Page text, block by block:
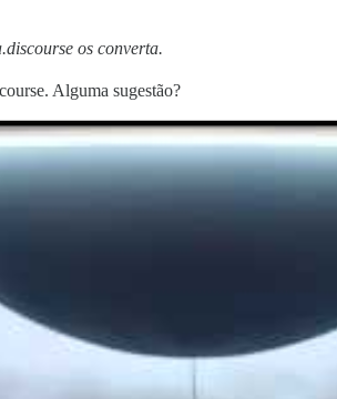
os converta.
Alguma sugestão?